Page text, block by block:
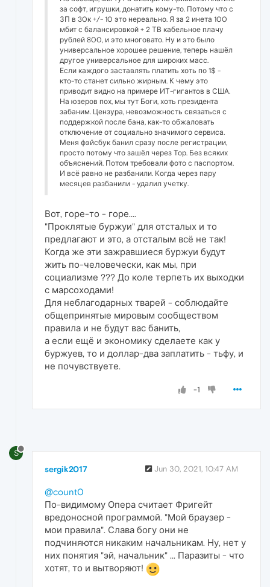
за софт, игрушки, донатить кому-то. Потому что с
ЗП в 30к +/- 10 это нереально. Я за 2 инета 100
мбит с балансировкой + 2 ТВ кабельное плачу
рублей 800, и это многовато. Ну и это было
универсальное хорошее решение, теперь нашёл
другое универсальное для широких масс.
Если каждого заставлять платить хоть по 1$ -
кто-то станет сильно жирным. К чему это
приводит видно на примере ИТ-гигантов в США.
На юзеров пох, мы тут Боги, хоть президента
забаним. Цензура, невозможность связаться с
поддержкой после бана, как-то обжаловать
отключение от социально значимого сервиса.
Меня фэйсбук банил сразу после регистрации,
просто потому что зашёл через Тор. Без всяких
объяснений. Потом требовали фото с паспортом.
И всё равно не разбанили. Когда через пару
месяцев разбанили - удалил учетку.
Вот, горе-то - горе....
"Проклятые буржуи" для отсталых и то
предлагают и это, а отсталым всё не так!
Когда же эти зажравшиеся буржуи будут
жить по-человечески, как мы, при
социализме ??? До коле терпеть их выходки
с марсоходами!
Для неблагодарных тварей - соблюдайте
общепринятые мировым сообществом
правила и не будут вас банить,
а если ещё и экономику сделаете как у
буржуев, то и доллар-два заплатить - тьфу, и
не почувствуете.
-1
S
sergik2017 Jun 30, 2021, 10:47 AM
@count0
По-видимому Опера считает Фригейт
вредоносной программой. "Мой браузер -
мои правила". Слава богу они не
подчиняются никаким начальникам. Ну, нет у
них понятия "эй, начальник" ... Паразиты - что
хотят, то и вытворяют!